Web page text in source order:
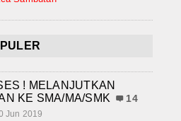
! MELANJUTKAN
KE SMA/MA/SMK
14
Jun 2019